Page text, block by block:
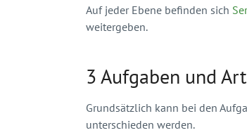
Auf jeder Ebene befinden sich
weitergeben.
3 Aufgaben und
Grundsätzlich kann bei den
unterschieden werden.